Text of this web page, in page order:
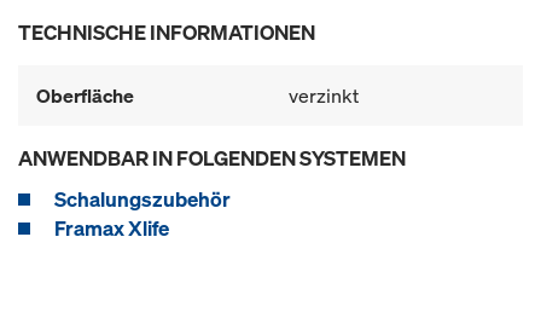
TECHNISCHE INFORMATIONEN
Oberfläche verzinkt
ANWENDBAR IN FOLGENDEN SYSTEMEN
Schalungszubehör
Framax Xlife